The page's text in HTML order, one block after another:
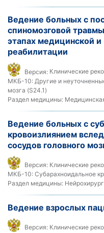
Ведение больных с
спиномозговой
этапах медицинской
реабилитации
Версия: Клинические
МКБ-10: Другие и
мозга (S24.1)
Раздел медицины:
Ведение больных с
кровоизлиянием
сосудов головного
Версия: Клинические
МКБ-10: Субарахноидальное
Раздел медицины:
Ведение взрослых
Версия: Клинические